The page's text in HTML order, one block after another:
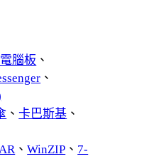
腦板 、
、
、卡巴斯基 、
、WinZIP 、 7-